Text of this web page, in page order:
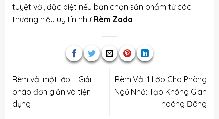
tuyệt vời, đặc biệt nếu bạn chọn sản phẩm từ các
thương hiệu uy tín như Rèm Zada.
Rèm vải một lớp – Giải
pháp đơn giản và tiện
dụng
Rèm Vải 1 Lớp Cho Phòng
Ngủ Nhỏ: Tạo Không Gian
Thoáng Đãng